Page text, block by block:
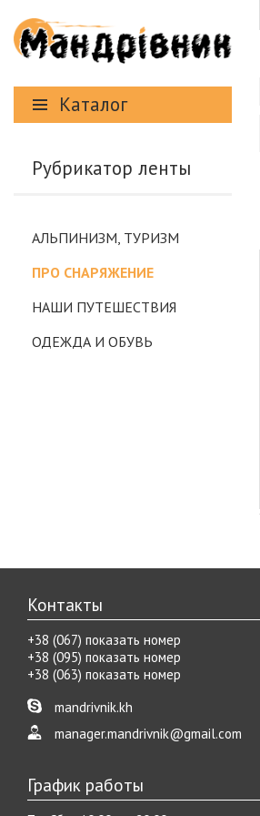
Каталог
Рубрикатор ленты
АЛЬПИНИЗМ, ТУРИЗМ
ПРО СНАРЯЖЕНИЕ
НАШИ ПУТЕШЕСТВИЯ
ОДЕЖДА И ОБУВЬ
Контакты
+38 (067) показать номер
+38 (095) показать номер
+38 (063) показать номер
mandrivnik.kh
manager.mandrivnik@gmail.com
График работы